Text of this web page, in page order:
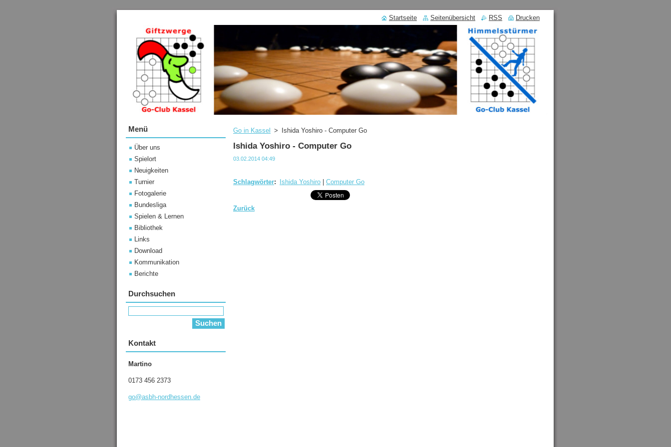
Go in Kassel > Ishida Yoshiro - Computer Go
Ishida Yoshiro - Computer Go
03.02.2014 04:49
Schlagwörter: Ishida Yoshiro Computer Go
Zurück
Menü
Über uns
Spielort
Neuigkeiten
Turnier
Fotogalerie
Bundesliga
Spielen & Lernen
Bibliothek
Links
Download
Kommunikation
Berichte
Durchsuchen
Kontakt
Martino
0173 456 2373
go@asbh-nordhessen.de
Startseite Seitenübersicht RSS Drucken